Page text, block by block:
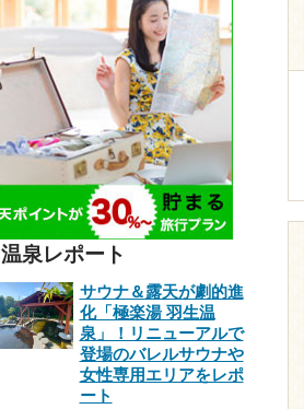
温泉レポート
サウナ＆露天が劇的進
化「極楽湯 羽生温
泉」！リニューアルで
登場のバレルサウナや
女性専用エリアをレポ
ート